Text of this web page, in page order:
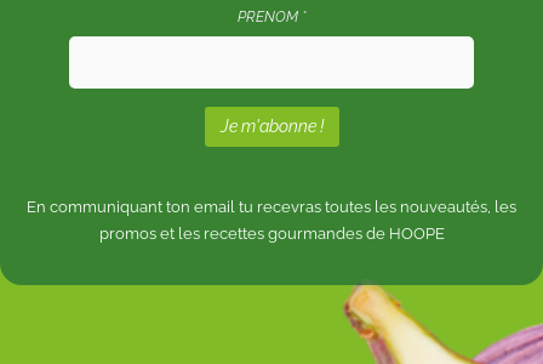
PRENOM *
En communiquant ton email tu recevras toutes les nouveautés, les
promos et les recettes gourmandes de HOOPE